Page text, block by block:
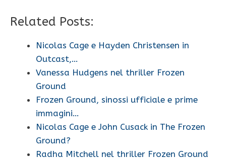
Related Posts:
Nicolas Cage e Hayden Christensen in
Outcast,…
Vanessa Hudgens nel thriller Frozen
Ground
Frozen Ground, sinossi ufficiale e prime
immagini…
Nicolas Cage e John Cusack in The Frozen
Ground?
Radha Mitchell nel thriller Frozen Ground